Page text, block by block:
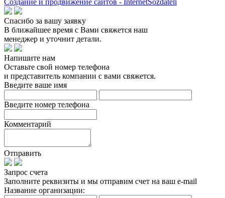
Спасибо за вашу заявку
В ближайшее время с Вами свяжется наш
менеджер и уточнит детали.
Напишите нам
Оставьте свой номер телефона
и представитель компании с вами свяжется.
Введите ваше имя
Введите номер телефона
Комментарий
Отправить
Запрос счета
Заполните реквизиты и мы отправим счет на ваш e-mail
Название организации: